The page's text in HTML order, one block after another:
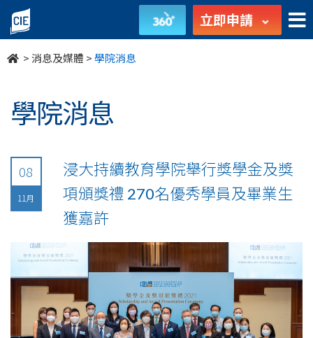
undefined 立即申請
>消息及媒體 >學院消息
學院消息
08
11月
浸大持續教育學院舉行獎學金及獎
項頒獎禮 270名優秀學員及畢業生
獲嘉許